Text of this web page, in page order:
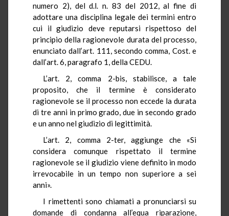
numero 2), del d.l. n. 83 del 2012, al fine di
adottare una disciplina legale dei termini entro
cui il giudizio deve reputarsi rispettoso del
principio della ragionevole durata del processo,
enunciato dall’art. 111, secondo comma, Cost. e
dall’art. 6, paragrafo 1, della CEDU.
L’art. 2, comma 2-bis, stabilisce, a tale
proposito, che il termine è considerato
ragionevole se il processo non eccede la durata
di tre anni in primo grado, due in secondo grado
e un anno nel giudizio di legittimità.
L’art. 2, comma 2-ter, aggiunge che «Si
considera comunque rispettato il termine
ragionevole se il giudizio viene definito in modo
irrevocabile in un tempo non superiore a sei
anni».
I rimettenti sono chiamati a pronunciarsi su
domande di condanna all’equa riparazione,